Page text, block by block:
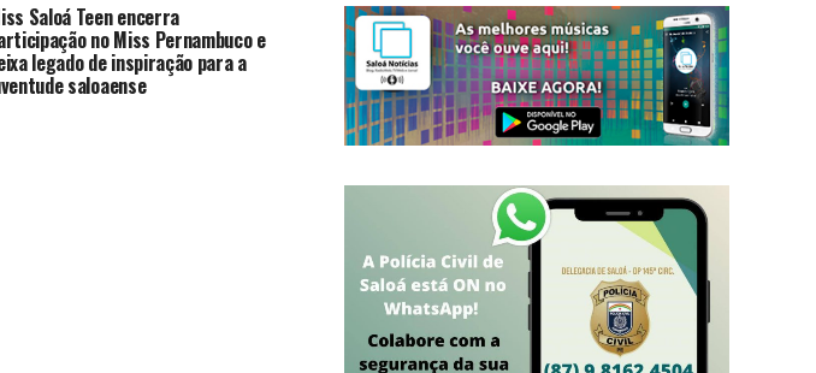
Saloá Teen encerra
no Miss Pernambuco e
legado de inspiração para a
saloaense